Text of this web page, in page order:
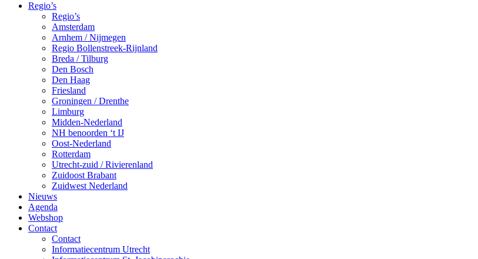
Regio’s
Regio’s
Amsterdam
Arnhem / Nijmegen
Regio Bollenstreek-Rijnland
Breda / Tilburg
Den Bosch
Den Haag
Friesland
Groningen / Drenthe
Limburg
Midden-Nederland
NH benoorden ‘t IJ
Oost-Nederland
Rotterdam
Utrecht-zuid / Rivierenland
Zuidoost Brabant
Zuidwest Nederland
Nieuws
Agenda
Webshop
Contact
Contact
Informatiecentrum Utrecht